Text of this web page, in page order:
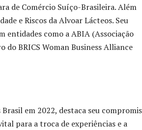
de Comércio Suíço-Brasileira. Além
e Riscos da Alvoar Lácteos. Seu
como a ABIA (Associação
BRICS Woman Business Alliance
em 2022, destaca seu
para a troca de experiências e a